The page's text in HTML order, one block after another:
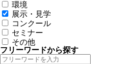
環境
展示・見学
コンクール
セミナー
その他
フリーワードから探す